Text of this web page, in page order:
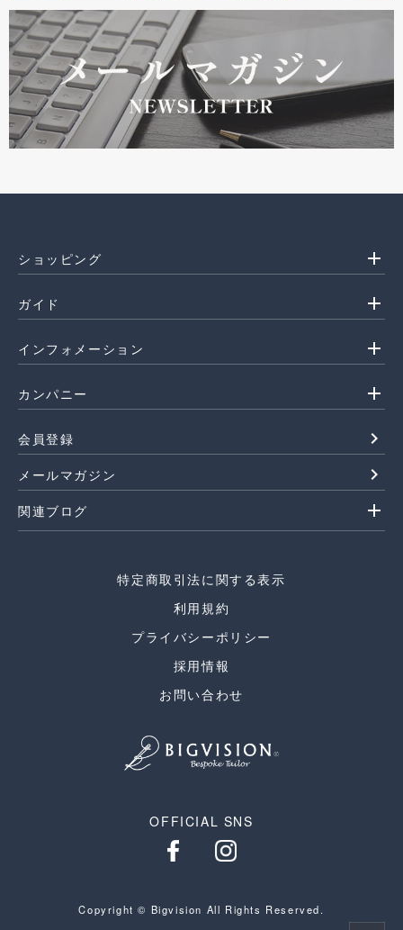
ショッピング add
ガイド add
インフォメーション add
カンパニー add
会員登録 navigate_next
メールマガジン navigate_next
関連ブログ add
特定商取引法に関する表示
利用規約
プライバシーポリシー
採用情報
お問い合わせ
OFFICIAL SNS
Copyright © Bigvision All Rights Reserved.